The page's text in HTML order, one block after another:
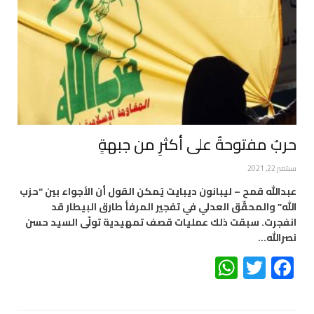
حربٌ مفتوحةٌ على أكثرِ من جبهةٍ
سبتمبر 22, 2021
عبدالله قمح – ليبانون ديبايت يُمكن القول أن الأجواء بين “حزب
الله” والمحقّق العدلي في تفجير المرفأ طارق البيطار قد
انفجرت. سبقت ذلك عمليات قصف تمهيدية تولّى السيد حسن
نصرالله…
Facebook
Twitter